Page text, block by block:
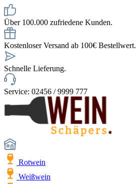
Über 100.000 zufriedene Kunden.
Kostenloser Versand ab 100€ Bestellwert.
Schnelle Lieferung.
Service: 02456 / 9999 777
Rotwein
Weißwein